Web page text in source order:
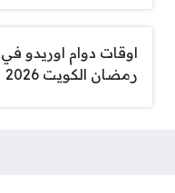
اوقات دوام اوريدو في
رمضان الكويت 2026